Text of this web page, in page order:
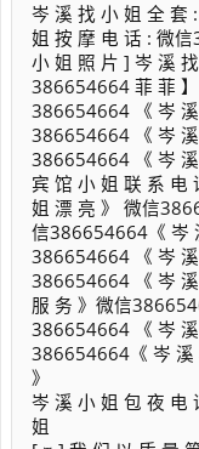
岑 溪 找 小 姐 全 套
姐 按 摩 电 话 : 微
小 姐 照 片 ] 岑 溪
386654664 菲 菲
386654664 《 岑
386654664 《 岑
386654664 《 岑
宾 馆 小 姐 联 系
姐 漂 亮 》 微信
信386654664《 岑
386654664 《 岑
386654664 《 岑
服 务 》微信
386654664 《 岑
386654664《 岑 溪
》
岑 溪 小 姐 包 夜 电
姐